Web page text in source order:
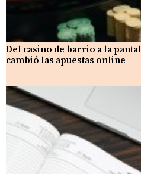
Del casino de barrio a la
cambió las apuestas online